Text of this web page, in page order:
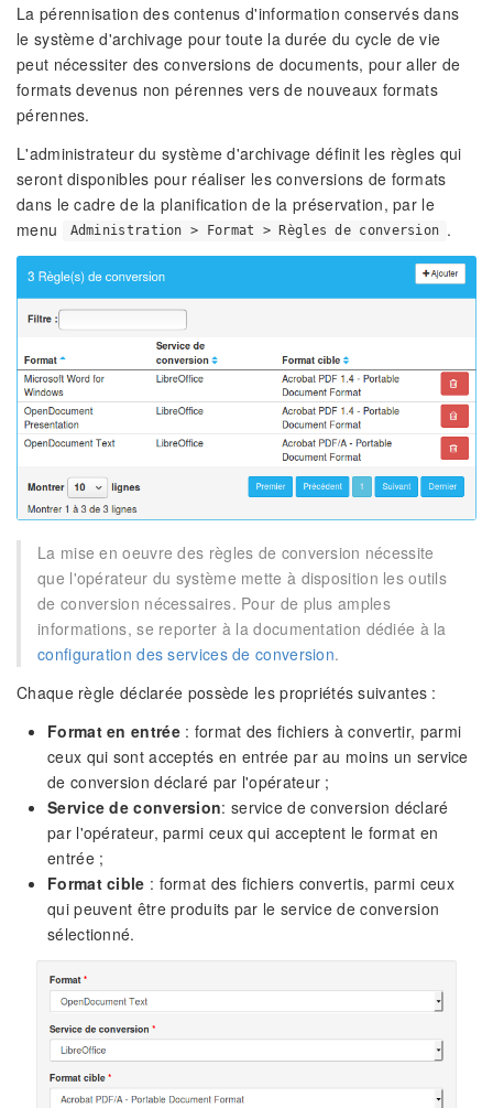
La pérennisation des contenus d'information conservés dans
le système d'archivage pour toute la durée du cycle de vie
peut nécessiter des conversions de documents, pour aller de
formats devenus non pérennes vers de nouveaux formats
pérennes.
L'administrateur du système d'archivage définit les règles qui
seront disponibles pour réaliser les conversions de formats
dans le cadre de la planification de la préservation, par le
menu
Administration > Format > Règles de conversion .
La mise en oeuvre des règles de conversion nécessite
que l'opérateur du système mette à disposition les outils
de conversion nécessaires. Pour de plus amples
informations, se reporter à la documentation dédiée à la
configuration des services de conversion.
Chaque règle déclarée possède les propriétés suivantes :
Format en entrée: format des fichiers à convertir, parmi
ceux qui sont acceptés en entrée par au moins un service
de conversion déclaré par l'opérateur ;
Service de conversion: service de conversion déclaré
par l'opérateur, parmi ceux qui acceptent le format en
entrée ;
Format cible : format des fichiers convertis, parmi ceux
qui peuvent être produits par le service de conversion
sélectionné.